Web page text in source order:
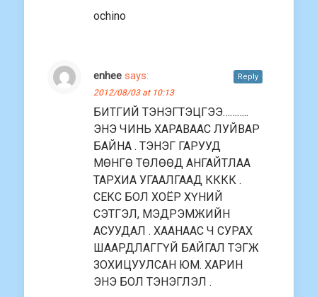
ochino
enhee says:
2012/08/03 at 10:13
БИТГИЙ ТЭНЭГТЭЦГЭЭ………..
ЭНЭ ЧИНЬ ХАРАВААС ЛУЙВАР
БАЙНА . ТЭНЭГ ГАРУУД
МӨНГӨ ТӨЛӨӨД АНГАЙТЛАА
ТАРХИА УГААЛГААД КККК .
СЕКС БОЛ ХОЁР ХҮНИЙ
СЭТГЭЛ, МЭДРЭМЖИЙН
АСУУДАЛ . ХААНААС Ч СУРАХ
ШААРДЛАГГҮЙ БАЙГАЛ ТЭГЖ
ЗОХИЦУУЛСАН ЮМ. ХАРИН
ЭНЭ БОЛ ТЭНЭГЛЭЛ .
Reply